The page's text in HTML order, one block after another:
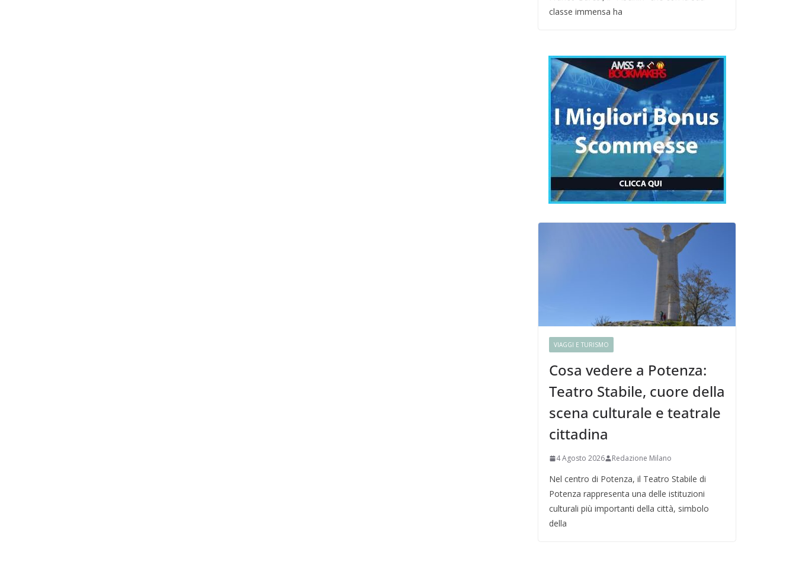
classe immensa ha
VIAGGI E TURISMO
Cosa vedere a Potenza:
Teatro Stabile, cuore della
scena culturale e teatrale
cittadina
4 Agosto 2026 Redazione Milano
Nel centro di Potenza, il Teatro Stabile di
Potenza rappresenta una delle istituzioni
culturali più importanti della città, simbolo
della